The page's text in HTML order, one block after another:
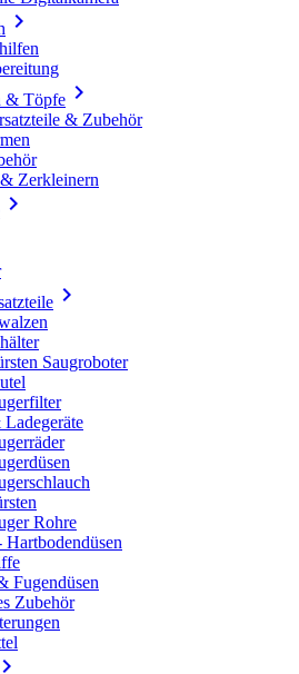

& Töpfe 
& Zubehör
Zerkleinern


Saugroboter
Rohre
Hartbodendüsen
Fugendüsen
Zubehör
